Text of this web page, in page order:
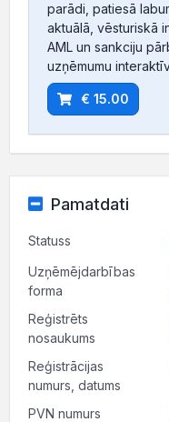
parādi, patiesā
aktuālā, vēsturiskā
AML un sankciju
uzņēmumu
€ 15.00
Pamatdati
Statuss
Uzņēmējdarbības
forma
Reģistrēts
nosaukums
Reģistrācijas
numurs, datums
PVN numurs